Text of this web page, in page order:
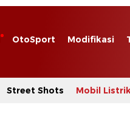
OtoSport Modifikasi
Street Shots Mobil